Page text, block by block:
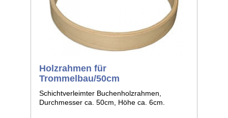
Holzrahmen für
Trommelbau/50cm
Schichtverleimter Buchenholzrahmen,
Durchmesser ca. 50cm, Höhe ca. 6cm.